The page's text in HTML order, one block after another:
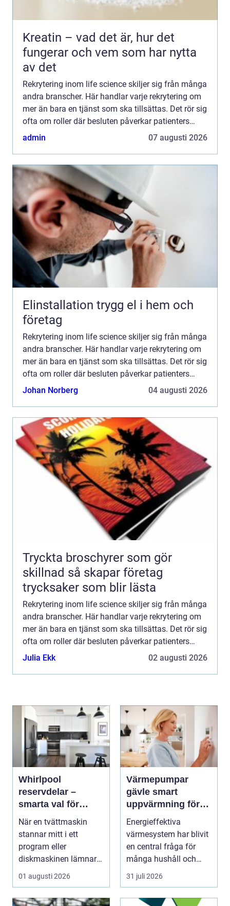
Kreatin – vad det är, hur det
fungerar och vem som har nytta
av det
Rekrytering inom life science skiljer sig från många
andra branscher. Här handlar varje rekrytering om
mer än bara en tjänst som ska tillsättas. Det rör sig
ofta om roller där besluten påverkar patienters
säkerhet, regulatorisk efterlevnad och långsi...
admin 07 augusti 2026
Elinstallation trygg el i hem och
företag
Rekrytering inom life science skiljer sig från många
andra branscher. Här handlar varje rekrytering om
mer än bara en tjänst som ska tillsättas. Det rör sig
ofta om roller där besluten påverkar patienters
säkerhet, regulatorisk efterlevnad och långsi...
Johan Norberg 04 augusti 2026
Tryckta broschyrer som gör
skillnad så skapar företag
trycksaker som blir lästa
Rekrytering inom life science skiljer sig från många
andra branscher. Här handlar varje rekrytering om
mer än bara en tjänst som ska tillsättas. Det rör sig
ofta om roller där besluten påverkar patienters
säkerhet, regulatorisk efterlevnad och långsi...
Julia Ekk 02 augusti 2026
Whirlpool
reservdelar –
smarta val för
längre livslängd på
vitvaror
När en tvättmaskin
stannar mitt i ett
program eller
diskmaskinen lämnar
disken smutsi...
01 augusti 2026
Värmepumpar
gävle smart
uppvärmning för
hus och företag
Energieffektiva
värmesystem har blivit
en central fråga för
många hushåll och
fastighetsägare i
31 juli 2026